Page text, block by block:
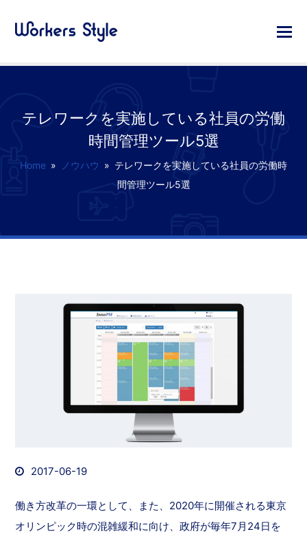
テレワークを実施している社員の労働
時間管理ツール5選
Home » ノウハウ » テレワークを実施している社員の労働時
間管理ツール5選
2017-06-19
働き方改革の一環として、また、2020年に開催される東京
オリンピック時の混雑緩和に向け、政府が毎年7月24日を